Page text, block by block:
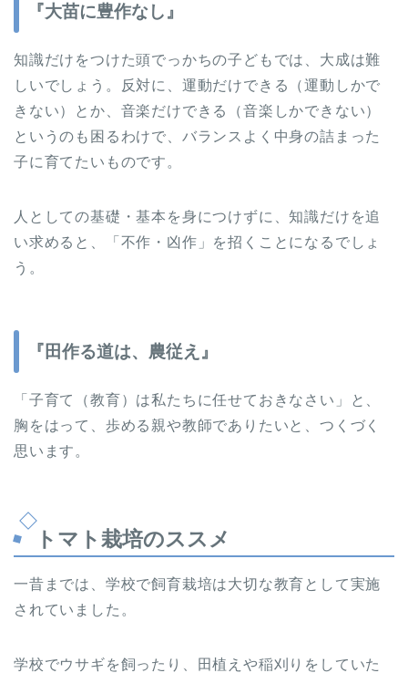
『大苗に豊作なし』
知識だけをつけた頭でっかちの子どもでは、大成は難
しいでしょう。反対に、運動だけできる（運動しかで
きない）とか、音楽だけできる（音楽しかできない）
というのも困るわけで、バランスよく中身の詰まった
子に育てたいものです。
人としての基礎・基本を身につけずに、知識だけを追
い求めると、「不作・凶作」を招くことになるでしょ
う。
『田作る道は、農従え』
「子育て（教育）は私たちに任せておきなさい」と、
胸をはって、歩める親や教師でありたいと、つくづく
思います。
トマト栽培のススメ
一昔までは、学校で飼育栽培は大切な教育として実施
されていました。
学校でウサギを飼ったり、田植えや稲刈りをしていた